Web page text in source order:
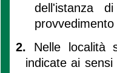
dell'istanza
2. Nelle località
indicate ai sensi